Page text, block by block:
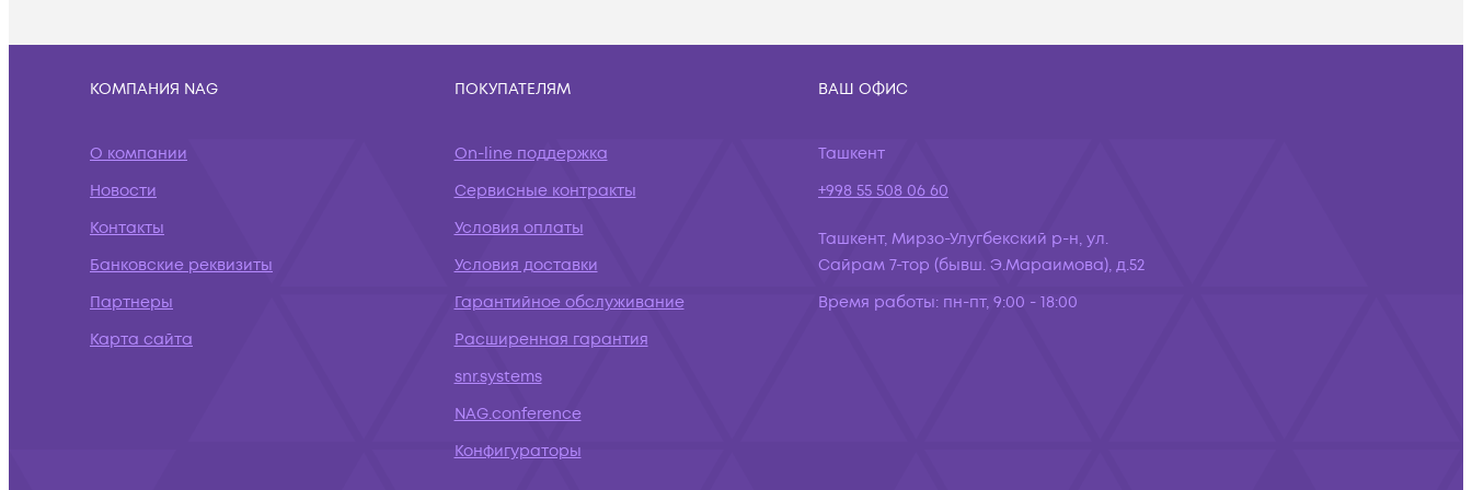
КОМПАНИЯ NAG
О компании
Новости
Контакты
Банковские реквизиты
Партнеры
Карта сайта
ПОКУПАТЕЛЯМ
On-line поддержка
Сервисные контракты
Условия оплаты
Условия доставки
Гарантийное обслуживание
Расширенная гарантия
snr.systems
NAG.conference
Конфигураторы
ВАШ ОФИС
Ташкент
+998 55 508 06 60
Ташкент, Мирзо-Улугбекский р-н, ул.
Сайрам 7-тор (бывш. Э.Мараимова), д.52
Время работы: пн-пт, 9:00 - 18:00